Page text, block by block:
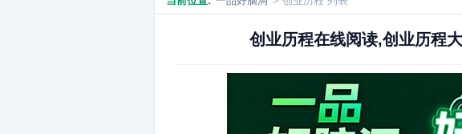
创业历程在线阅读,创业历程